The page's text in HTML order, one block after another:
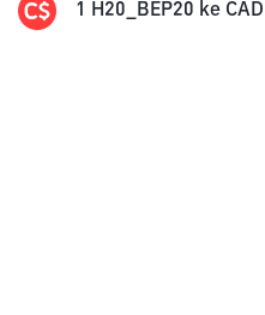
1 H20_BEP20 ke CAD